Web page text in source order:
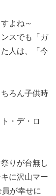
よね～
スでも「ガ
人は、「今
ろん子供時
・デ・ロ
りが台無し
に沢山マー
が幸せに